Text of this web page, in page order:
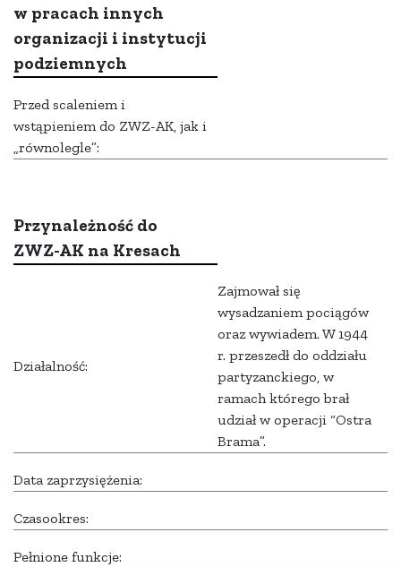
w pracach innych
organizacji i instytucji
podziemnych
Przed scaleniem i
wstąpieniem do ZWZ-AK, jak i
„równolegle”:
Przynależność do
ZWZ-AK na Kresach
Działalność:
Zajmował się
wysadzaniem pociągów
oraz wywiadem. W 1944
r. przeszedł do oddziału
partyzanckiego, w
ramach którego brał
udział w operacji “Ostra
Brama”.
Data zaprzysiężenia:
Czasookres:
Pełnione funkcje: